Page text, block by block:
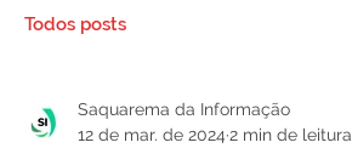
Todos posts
Saquarema da Informação
12 de mar. de 2024 2 min de leitura